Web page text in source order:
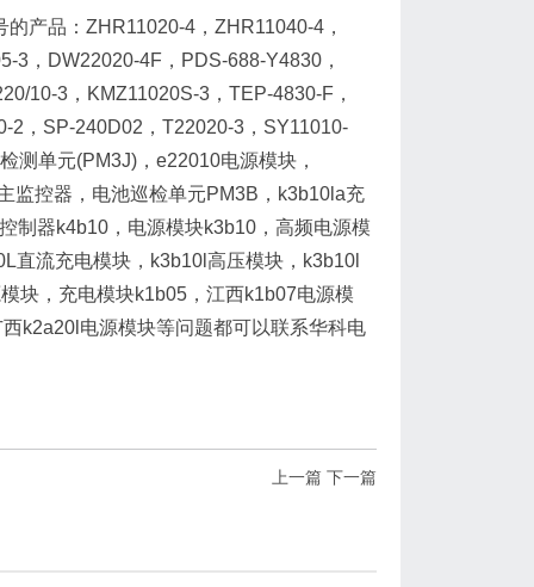
产品：ZHR11020-4，ZHR11040-4，
3，DW22020-4F，PDS-688-Y4830，
10-3，KMZ11020S-3，TEP-4830-F，
2，SP-240D02，T22020-3，SY11010-
测单元(PM3J)，e22010电源模块，
监控器，电池巡检单元PM3B，k3b10la充
制器k4b10，电源模块k3b10，高频电源模
直流充电模块，k3b10l高压模块，k3b10l
块，充电模块k1b05，江西k1b07电源模
k2a20l电源模块等问题都可以联系华科电
上一篇 下一篇